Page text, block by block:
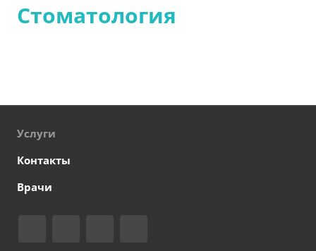
Стоматология
Услуги
Контакты
Врачи